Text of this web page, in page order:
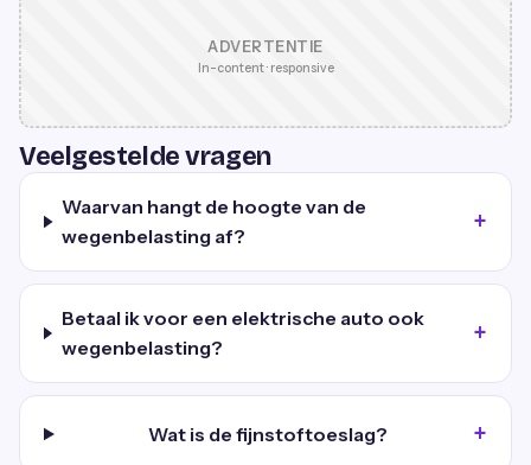
ADVERTENTIE
In-content · responsive
Veelgestelde vragen
Waarvan hangt de hoogte van de
wegenbelasting af?
Betaal ik voor een elektrische auto ook
wegenbelasting?
Wat is de fijnstoftoeslag?